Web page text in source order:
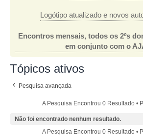
Logótipo atualizado e novos
Encontros mensais, todos os 2ºs
em conjunto com o
Tópicos ativos
Pesquisa avançada
A Pesquisa Encontrou 0 Resultado •
Não foi encontrado nenhum resultado.
A Pesquisa Encontrou 0 Resultado •